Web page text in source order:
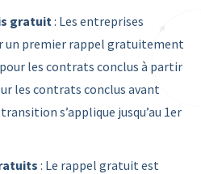
gratuit : Les entreprises
un premier rappel gratuitement
les contrats conclus à partir
les contrats conclus avant
s’applique jusqu’au 1er
: Le rappel gratuit est